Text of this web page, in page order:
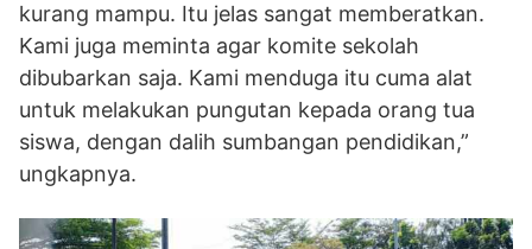
kurang mampu. Itu jelas sangat memberatkan.
Kami juga meminta agar komite sekolah
dibubarkan saja. Kami menduga itu cuma alat
untuk melakukan pungutan kepada orang tua
siswa, dengan dalih sumbangan pendidikan,”
ungkapnya.